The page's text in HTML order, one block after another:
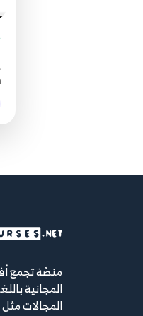
منصّة تجمع
المجانية
المجالات مثل